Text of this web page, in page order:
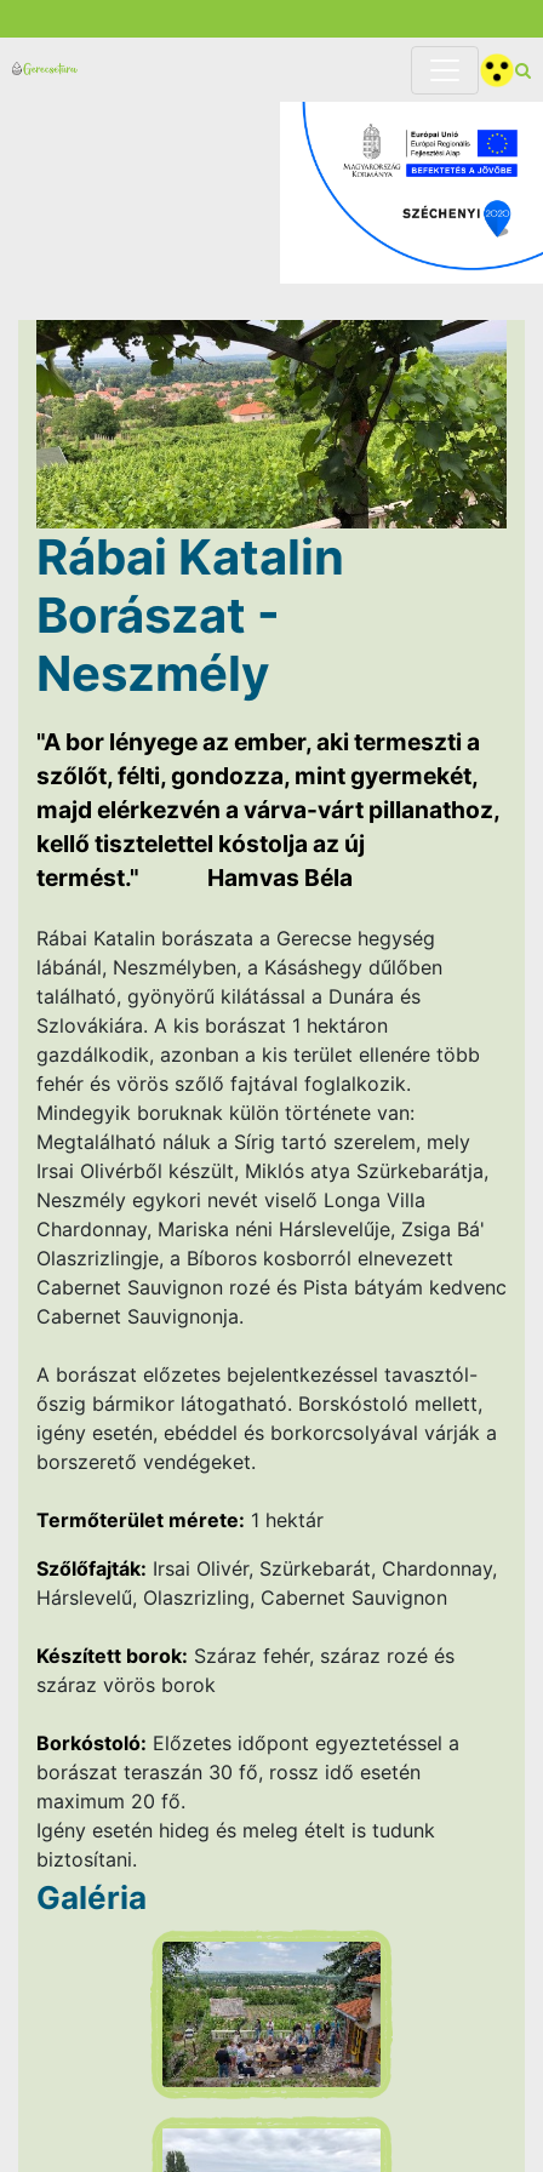
Rábai Katalin
Borászat -
Neszmély
"A bor lényege az ember, aki termeszti a
szőlőt, félti, gondozza, mint gyermekét,
majd elérkezvén a várva-várt pillanathoz,
kellő tisztelettel kóstolja az új
termést." Hamvas Béla
Rábai Katalin borászata a Gerecse hegység
lábánál, Neszmélyben, a Kásáshegy dűlőben
található, gyönyörű kilátással a Dunára és
Szlovákiára. A kis borászat 1 hektáron
gazdálkodik, azonban a kis terület ellenére több
fehér és vörös szőlő fajtával foglalkozik.
Mindegyik boruknak külön története van:
Megtalálható náluk a Sírig tartó szerelem, mely
Irsai Olivérből készült, Miklós atya Szürkebarátja,
Neszmély egykori nevét viselő Longa Villa
Chardonnay, Mariska néni Hárslevelűje, Zsiga Bá'
Olaszrizlingje, a Bíboros kosborról elnevezett
Cabernet Sauvignon rozé és Pista bátyám kedvenc
Cabernet Sauvignonja.
A borászat előzetes bejelentkezéssel tavasztól-
őszig bármikor látogatható. Borskóstoló mellett,
igény esetén, ebéddel és borkorcsolyával várják a
borszerető vendégeket.
Termőterület mérete: 1 hektár
Szőlőfajták: Irsai Olivér, Szürkebarát, Chardonnay,
Hárslevelű, Olaszrizling, Cabernet Sauvignon
Készített borok: Száraz fehér, száraz rozé és
száraz vörös borok
Borkóstoló: Előzetes időpont egyeztetéssel a
borászat teraszán 30 fő, rossz idő esetén
maximum 20 fő.
Igény esetén hideg és meleg ételt is tudunk
biztosítani.
Galéria